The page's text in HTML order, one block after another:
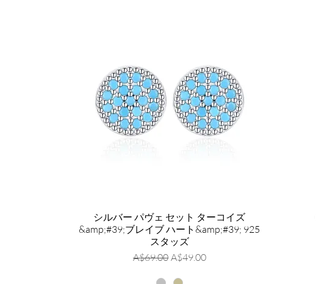
シルバー パヴェ セット ターコイズ
&amp;#39;ブレイブ ハート&amp;#39; 925
スタッズ
通常価格
A$69.00 セール価格
A$49.00